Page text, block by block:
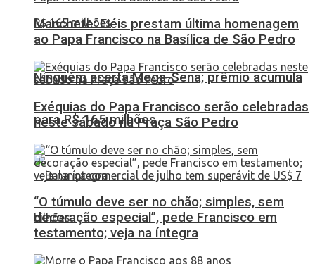
Ninguém acerta Mega-Sena; prêmio acumula
para R$ 165 milhões
Manchete: Fiéis prestam última homenagem
ao Papa Francisco na Basílica de São Pedro
Exéquias do Papa Francisco serão celebradas
neste sábado na Praça São Pedro
“O túmulo deve ser no chão; simples, sem
decoração especial”, pede Francisco em
testamento; veja na íntegra